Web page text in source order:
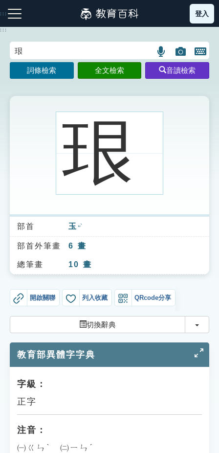
到
主
:::
注音索引圖示 筆畫索引圖示 部首索引表圖示
索引選單
知識索引
單字索引
貓頭鷹博士
登入
:::
語
言
搜
示
圖
片
搜
開
鍵
圖
詞條檢索 全文檢索 音讀檢索
珢
部首 玉 ㄩˋ
部首外筆畫 6 畫
總筆畫 10 畫
開啟關聯 列入收藏 QRcode分享
切換辭典 切換
教育部異體字字典
字級：
正字
注音：
㈠ㄍㄣˋ ㈡ㄧㄣˊ